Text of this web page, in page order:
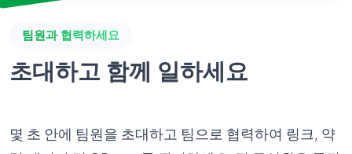
력 페이지 및 QR 코드를 관리하세요. 팀 구성원은 특정